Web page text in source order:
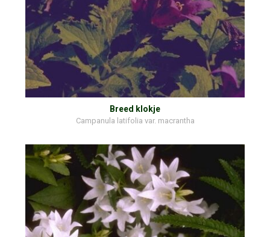
Breed klokje
Campanula latifolia var. macrantha